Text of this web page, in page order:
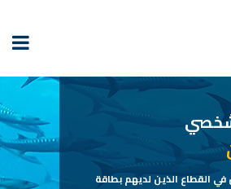
القطاع الذين لديهم بطاقة